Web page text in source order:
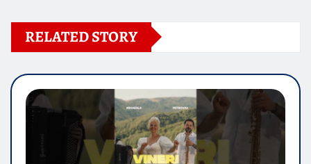
RELATED STORY